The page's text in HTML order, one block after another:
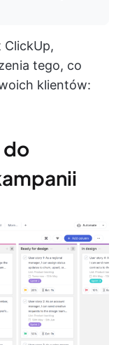
ClickUp,
tego, co
klientów:
do